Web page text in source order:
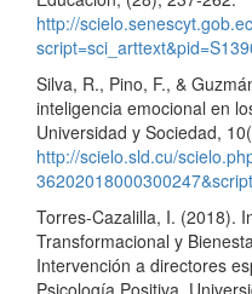
http://
Silva, R., Pino, F., &
inteligencia emocional en
Universidad y Sociedad,
http://scielo.sld.cu/
Torres-Cazalilla, I. (2018).
Transformacional y
Intervención a directores